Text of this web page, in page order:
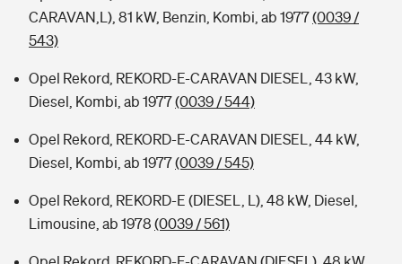
CARAVAN,L), 81 kW, Benzin, Kombi, ab 1977(0039 /
543)
Opel Rekord, REKORD-E-CARAVAN DIESEL, 43 kW,
Diesel, Kombi, ab 1977(0039 / 544)
Opel Rekord, REKORD-E-CARAVAN DIESEL, 44 kW,
Diesel, Kombi, ab 1977(0039 / 545)
Opel Rekord, REKORD-E (DIESEL, L), 48 kW, Diesel,
Limousine, ab 1978 (0039 / 561)